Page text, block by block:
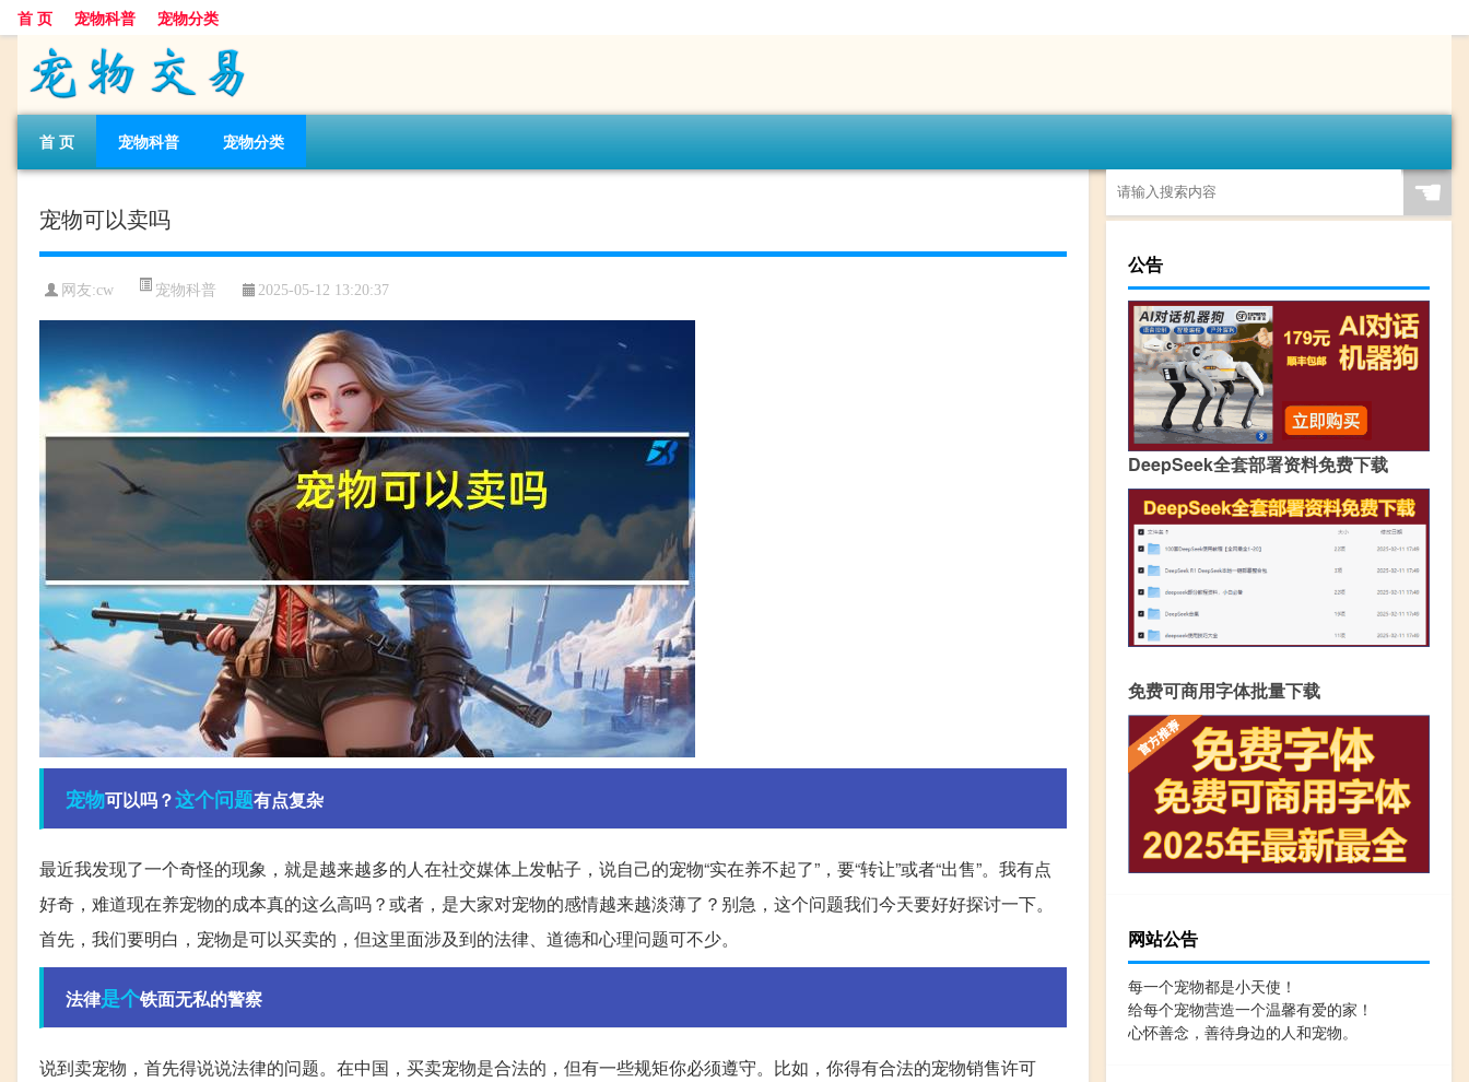
首 页 宠物科普 宠物分类
首 页 宠物科普 宠物分类
宠物可以卖吗
网友:cw 宠物科普 2025-05-12 13:20:37
宠物可以吗？这个问题有点复杂
最近我发现了一个奇怪的现象，就是越来越多的人在社交媒体上发帖子，说自己的宠物“实在养不起了”，要“转让”或者“出售”。我有点
好奇，难道现在养宠物的成本真的这么高吗？或者，是大家对宠物的感情越来越淡薄了？别急，这个问题我们今天要好好探讨一下。
首先，我们要明白，宠物是可以买卖的，但这里面涉及到的法律、道德和心理问题可不少。
法律是个铁面无私的警察
说到卖宠物，首先得说说法律的问题。在中国，买卖宠物是合法的，但有一些规矩你必须遵守。比如，你得有合法的宠物销售许可
☚
公告
DeepSeek全套部署资料免费下载
免费可商用字体批量下载
网站公告
每一个宠物都是小天使！
给每个宠物营造一个温馨有爱的家！
心怀善念，善待身边的人和宠物。